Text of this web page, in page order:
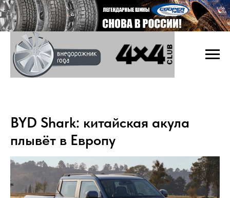
BYD Shark: китайская акула
плывёт в Европу